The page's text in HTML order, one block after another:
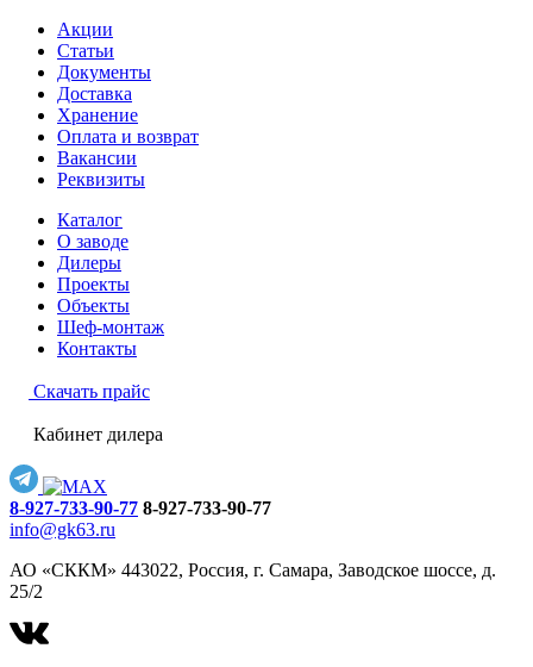
Акции
Статьи
Документы
Доставка
Хранение
Оплата и возврат
Вакансии
Реквизиты
Каталог
О заводе
Дилеры
Проекты
Объекты
Шеф-монтаж
Контакты
Скачать прайс
Кабинет дилера
8-927-733-90-77 8-927-733-90-77
info@gk63.ru
АО «СККМ» 443022, Россия, г. Самара, Заводское шоссе, д.
25/2